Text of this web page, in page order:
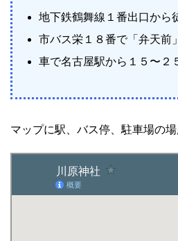
地下鉄鶴舞線１番出口から
市バス栄１８番で「弁天前
車で名古屋駅から１５〜２
マップに駅、バス停、駐車場の場